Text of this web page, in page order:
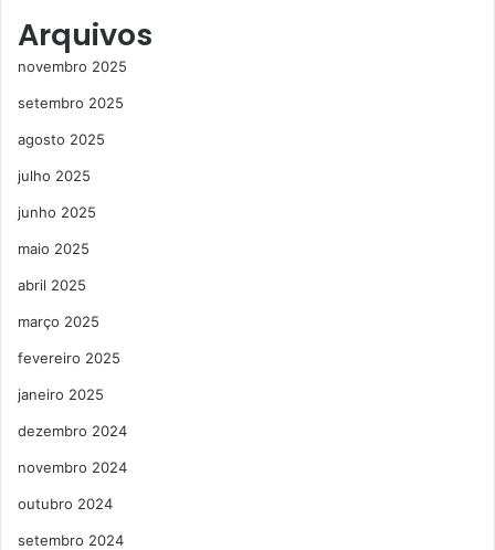
Arquivos
novembro 2025
setembro 2025
agosto 2025
julho 2025
junho 2025
maio 2025
abril 2025
março 2025
fevereiro 2025
janeiro 2025
dezembro 2024
novembro 2024
outubro 2024
setembro 2024